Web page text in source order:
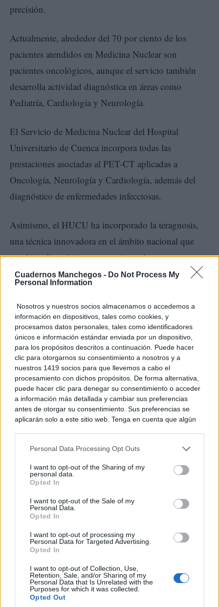
Cuadernos Manchegos - Do Not Process My
Personal Information
Nosotros y nuestros socios almacenamos o accedemos a
información en dispositivos, tales como cookies, y
procesamos datos personales, tales como identificadores
únicos e información estándar enviada por un dispositivo,
para los propósitos descritos a continuación. Puede hacer
clic para otorgarnos su consentimiento a nosotros y a
nuestros 1419 socios para que llevemos a cabo el
procesamiento con dichos propósitos. De forma alternativa,
puede hacer clic para denegar su consentimiento o acceder
a información más detallada y cambiar sus preferencias
antes de otorgar su consentimiento. Sus preferencias se
aplicarán solo a este sitio web. Tenga en cuenta que algún
rechazar tal procesamiento. Puede cambiar sus preferencias
a este sitio y haciendo clic en el botón "Privacidad" en la
parte inferior de la página web.
Please note that this website/app uses one or more Google
services and may gather and store information including but
not limited to your visit or usage behaviour. You may click to
use your data for below specified purposes in below Google
consent section.
Personal Data Processing Opt Outs
I want to opt-out of the Sharing of my
personal data.
Opted In
I want to opt-out of the Sale of my
Personal Data.
Opted In
I want to opt-out of processing my
Personal Data for Targeted Advertising.
Opted In
I want to opt-out of Collection, Use,
Retention, Sale, and/or Sharing of my
Personal Data that Is Unrelated with the
Purposes for which it was collected.
Opted Out
precisión.
Actualmente, alrededor del 70 por ciento de los
pacientes atendidos en Medicina Nuclear son
pacientes oncológicos, aunque el servicio también
desarrolla actividad diagnóstica en áreas como
Pediatría, Cardiología y Neurología.
El Servicio de Medicina Nuclear del Hospital
Universitario de Cuenca incorpora todas las
prestaciones asociadas al PET-CT aplicadas a
Oncología, Neurología y Cardiología, además del
diagnóstico de enfermedades infecciosas.
Asimismo, el HUCU ha incorporado la teragnosis,
una técnica innovadora en el ámbito nacional que
combina diagnóstico y tratamiento de tumores
utilizando los mismos radiofármacos, lo que permite
desarrollar terapias más precisas y con menos efectos
secundarios para los pacientes.
TE RECOMENDAMOS
Un verdadero MMORPG de la vieja escuela ¡Cómo los
de antes, pero mejor!